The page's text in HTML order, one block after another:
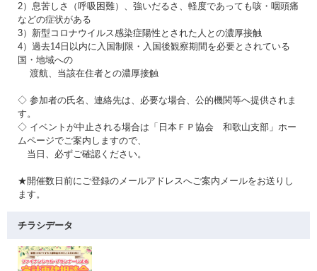
2）息苦しさ（呼吸困難）、強いだるさ、軽度であっても咳・咽頭痛
などの症状がある
3）新型コロナウイルス感染症陽性とされた人との濃厚接触
4）過去14日以内に入国制限・入国後観察期間を必要とされている
国・地域への
渡航、当該在住者との濃厚接触
◇ 参加者の氏名、連絡先は、必要な場合、公的機関等へ提供されま
す。
◇ イベントが中止される場合は「日本ＦＰ協会 和歌山支部」ホー
ムページでご案内しますので、
当日、必ずご確認ください。
★開催数日前にご登録のメールアドレスへご案内メールをお送りし
ます。
チラシデータ